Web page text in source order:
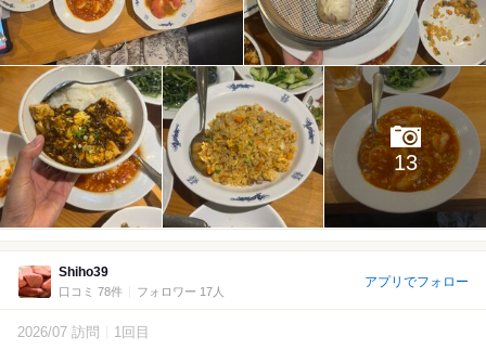
13
Shiho39
口コミ 78件 フォロワー 17人
アプリでフォロー
2026/07 訪問 1回目